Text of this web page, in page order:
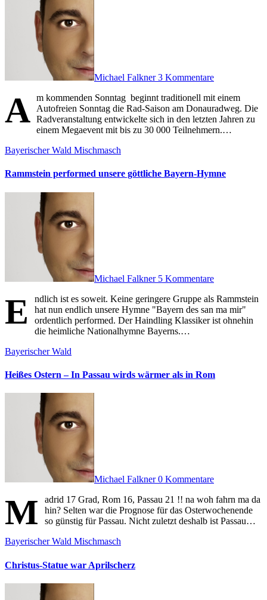
Michael Falkner3 Kommentare
A m kommenden Sonntag beginnt traditionell mit einem
Autofreien Sonntag die Rad-Saison am Donauradweg. Die
Radveranstaltung entwickelte sich in den letzten Jahren zu
einem Megaevent mit bis zu 30 000 Teilnehmern.…
Bayerischer Wald Mischmasch
Rammstein performed unsere göttliche Bayern-Hymne
Michael Falkner 5 Kommentare
E
ndlich ist es soweit. Keine geringere Gruppe als Rammstein
hat nun endlich unsere Hymne "Bayern des san ma mir"
ordentlich performed. Der Haindling Klassiker ist ohnehin
die heimliche Nationalhymne Bayerns.…
Bayerischer Wald
Heißes Ostern – In Passau wirds wärmer als in Rom
Michael Falkner0 Kommentare
M
adrid 17 Grad, Rom 16, Passau 21 !! na woh fahrn ma da
hin? Selten war die Prognose für das Osterwochenende
so günstig für Passau. Nicht zuletzt deshalb ist Passau…
Bayerischer Wald Mischmasch
Christus-Statue war Aprilscherz